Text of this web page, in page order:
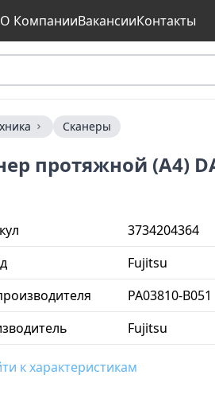
О КомпанииВакансииКонтакты
Сканеры
протяжной (A4)
3734204364
Fujitsu
PA03810-B051
Fujitsu
к характеристикам